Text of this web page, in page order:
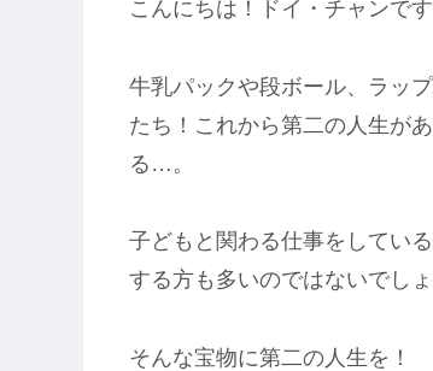
こんにちは！ドイ・チャンです
牛乳パックや段ボール、ラッ
たち！これから第二の人生が
る … 。
子どもと関わる仕事をしてい
する方も多いのではないでしょ
そんな宝物に第二の人生を！